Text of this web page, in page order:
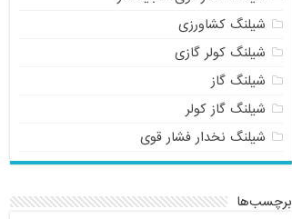
شیلنگ کشاورزی
شیلنگ کولر گازی
شیلنگ گاز
شیلنگ گاز کولر
شیلنگ نخدار فشار قوی
برچسب‌ها